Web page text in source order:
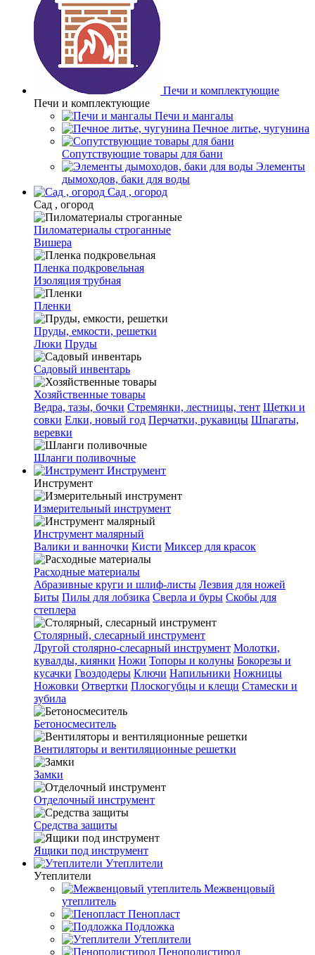
Печи и комплектующие
Печи и комплектующие
Печи и мангалы
Печное литье, чугунина
Сопутствующие товары для бани
Элементы
дымоходов, баки для воды
Сад , огород
Сад , огород
Пиломатериалы строганные
Вишера
Пленка подкровельная
Изоляция трубная
Пленки
Пруды, емкости, решетки
Люки Пруды
Садовый инвентарь
Хозяйственные товары
Ведра, тазы, бочки Стремянки, лестницы, тент Щетки и
совки Елки, новый год Перчатки, рукавицы Шпагаты,
веревки
Шланги поливочные
Инструмент
Инструмент
Измерительный инструмент
Инструмент малярный
Валики и ванночки Кисти Миксер для красок
Расходные материалы
Абразивные круги и шлиф-листы Лезвия для ножей
Биты Пилы для лобзика Сверла и буры Скобы для
степлера
Столярный, слесарный инструмент
Другой столярно-слесарный инструмент Молотки,
кувалды, киянки Ножи Топоры и колуны Бокорезы и
кусачки Гвоздодеры Ключи Напильники Ножницы
Ножовки Отвертки Плоскогубцы и клещи Стамески и
зубила
Бетоносмеситель
Вентиляторы и вентиляционные решетки
Замки
Отделочный инструмент
Средства защиты
Ящики под инструмент
Утеплители
Утеплители
Межвенцовый
утеплитель
Пенопласт
Подложка
Утеплители
Пенополистирол